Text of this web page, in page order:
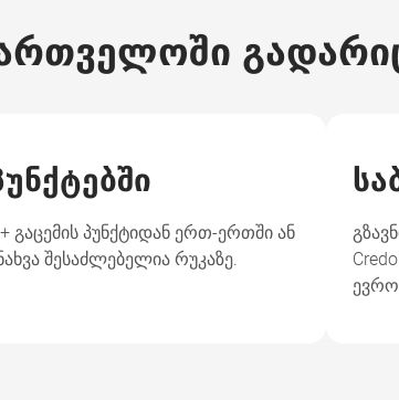
გაცემის პუნქტიდან ერთ-ერთში ან
შესაძლებელია რუკაზე.